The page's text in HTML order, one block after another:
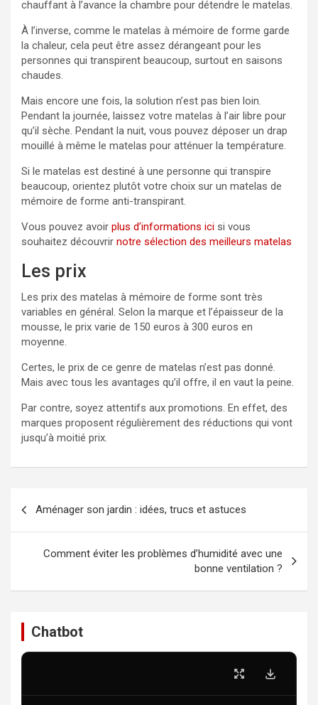
chauffant à l’avance la chambre pour détendre le matelas.
À l’inverse, comme le matelas à mémoire de forme garde
la chaleur, cela peut être assez dérangeant pour les
personnes qui transpirent beaucoup, surtout en saisons
chaudes.
Mais encore une fois, la solution n’est pas bien loin.
Pendant la journée, laissez votre matelas à l’air libre pour
qu’il sèche. Pendant la nuit, vous pouvez déposer un drap
mouillé à même le matelas pour atténuer la température.
Si le matelas est destiné à une personne qui transpire
beaucoup, orientez plutôt votre choix sur un matelas de
mémoire de forme anti-transpirant.
Vous pouvez avoir plus d’informations ici si vous
souhaitez découvrir notre sélection des meilleurs matelas
Les prix
Les prix des matelas à mémoire de forme sont très
variables en général. Selon la marque et l’épaisseur de la
mousse, le prix varie de 150 euros à 300 euros en
moyenne.
Certes, le prix de ce genre de matelas n’est pas donné.
Mais avec tous les avantages qu’il offre, il en vaut la peine.
Par contre, soyez attentifs aux promotions. En effet, des
marques proposent régulièrement des réductions qui vont
jusqu’à moitié prix.
l’article
Aménager son jardin : idées, trucs et astuces
Comment éviter les problèmes d’humidité avec une
bonne ventilation ?
Chatbot